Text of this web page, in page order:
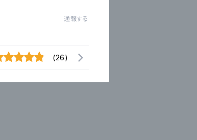
通報する
(26)